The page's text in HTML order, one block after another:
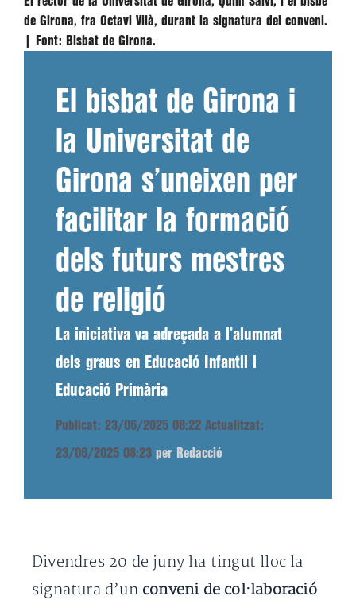
de Girona, fra Octavi Vilà, durant la signatura del conveni.
Font: Bisbat de Girona.
El bisbat de Girona i
la Universitat de
Girona s’uneixen per
facilitar la formació
dels futurs mestres
de religió
La iniciativa va adreçada a l’alumnat
dels graus en Educació Infantil i
Educació Primària
Publicat: 23/06/2025 08:22 Actualitzat:
23/06/2025 08:23 per Redacció
Divendres 20 de juny ha tingut lloc la
signatura d’un conveni de col·laboració